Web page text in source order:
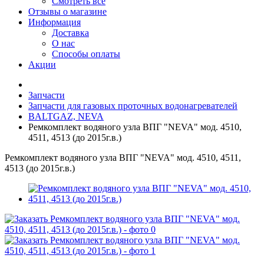
Отзывы о магазине
Информация
Доставка
О нас
Способы оплаты
Акции
Запчасти
Запчасти для газовых проточных водонагревателей
BALTGAZ, NEVA
Ремкомплект водяного узла ВПГ "NEVA" мод. 4510,
4511, 4513 (до 2015г.в.)
Ремкомплект водяного узла ВПГ "NEVA" мод. 4510, 4511,
4513 (до 2015г.в.)